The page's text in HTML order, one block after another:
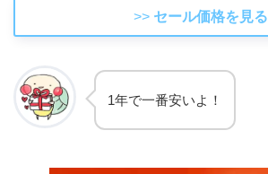
>> セール価格を見る
1年で一番安いよ！